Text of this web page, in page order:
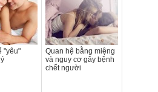
"yêu"
Quan hệ bằng miệng
và nguy cơ gây bệnh
chết người